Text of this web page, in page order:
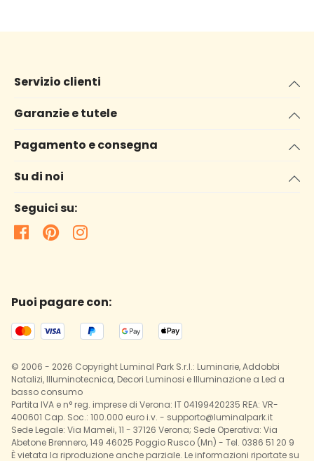
Servizio clienti
Garanzie e tutele
Pagamento e consegna
Su di noi
Seguici su:
Puoi pagare con:
© 2006 - 2026 Copyright Luminal Park S.r.l.: Luminarie, Addobbi
Natalizi, Illuminotecnica, Decori Luminosi e Illuminazione a Led a
basso consumo
Partita IVA e n° reg. imprese di Verona: IT 04199420235 REA: VR-
400601 Cap. Soc.: 100.000 euro i.v. - supporto@luminalpark.it
Sede Legale: Via Mameli, 11 - 37126 Verona; Sede Operativa: Via
Abetone Brennero, 149 46025 Poggio Rusco (Mn) - Tel. 0386 51 20 9
È vietata la riproduzione anche parziale. Le informazioni riportate su